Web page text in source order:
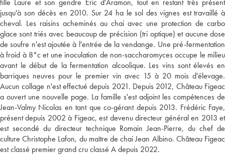
fille Laure et son gendre Eric d'Aramon, tout en restant très présent
jusqu'à son décès en 2010. Sur 24 ha le sol des vignes est travaillé à
cheval. Les raisins acheminés au chai avec une protection de carbo
glace sont triés avec beaucoup de précision (tri optique) et aucune dose
de soufre n'est ajoutée à l'entrée de la vendange. Une pré-fermentation
à froid à 8°c et une inoculation de non-saccharomyces occupe le milieu
avant le début de la fermentation alcoolique. Les vins sont élevés en
barriques neuves pour le premier vin avec 15 à 20 mois d'élevage.
Aucun collage n'est effectué depuis 2021. Depuis 2012, Château Figeac
a ouvert une nouvelle page. La famille s'est adjoint les compétences de
Jean-Valmy Nicolas en tant que co-gérant depuis 2013. Frédéric Faye,
présent depuis 2002 à Figeac, est devenu directeur général en 2013 et
est secondé du directeur technique Romain Jean-Pierre, du chef de
culture Christophe Lafon, du maître de chai Jean Albino. Château Figeac
est classé premier grand cru classé A depuis 2022.